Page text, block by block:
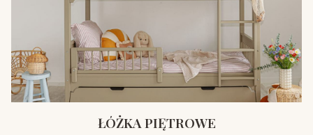
ŁÓŻKA PIĘTROWE